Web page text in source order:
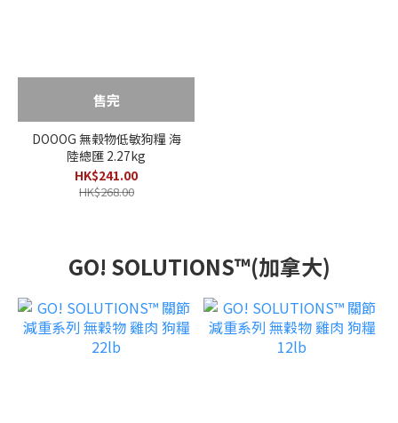
售完
DOOOG 無榖物低敏狗糧 海
陸總匯 2.27kg
HK$241.00
HK$268.00
GO! SOLUTIONS™(加拿大)